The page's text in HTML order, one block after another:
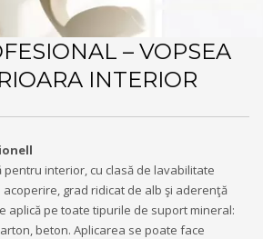
– VOPSEA
INTERIOR
interior, cu clasă de lavabilitate
grad ridicat de alb şi aderenţă
aplică pe toate tipurile de suport mineral:
beton. Aplicarea se poate face